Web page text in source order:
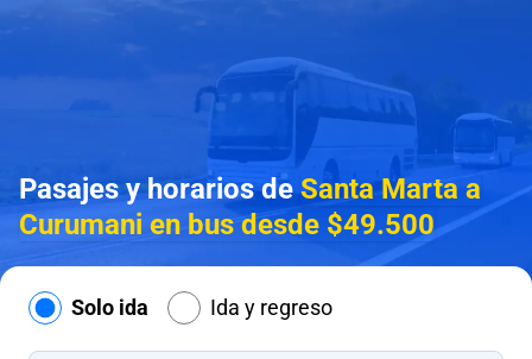
Pasajes y horarios deSanta Marta a
Curumani en bus desde $49.500
Solo ida Ida y regreso